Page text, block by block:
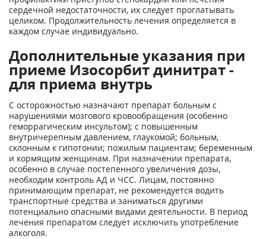
сердечной недостаточности, их следует проглатывать
целиком. Продолжительность лечения определяется в
каждом случае индивидуально.
Дополнительные указания при
приеме Изосорбит динитрат -
для приема внутрь
С осторожностью назначают препарат больным с
нарушениями мозгового кровообращения (особенно
геморрагическим инсультом); с повышенным
внутричерепным давлением, глаукомой; больным,
склонным к гипотонии; пожилым пациентам; беременным
и кормящим женщинам. При назначении препарата,
особенно в случае постепенного увеличения дозы,
необходим контроль АД и ЧСС. Лицам, постоянно
принимающим препарат, не рекомендуется водить
транспортные средства и заниматься другими
потенциально опасными видами деятельности. В период
лечения препаратом следует исключить употребление
алкоголя.